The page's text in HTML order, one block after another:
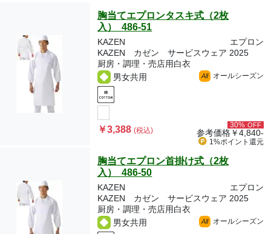
胸当てエプロンタスキ式（2枚
入） 486-51
KAZEN
エプロン
KAZEN カゼン サービスウェア 2025
厨房・調理・売店用白衣
男女共用
All オールシーズン
￥3,388(税込)
30% OFF
参考価格￥4,840-
1%ポイント 還元
胸当てエプロン首掛け式（2枚
入） 486-50
KAZEN
エプロン
KAZEN カゼン サービスウェア 2025
厨房・調理・売店用白衣
男女共用
All オールシーズン